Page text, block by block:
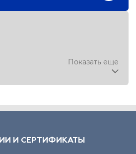
Показать еще
И СЕРТИФИКАТЫ